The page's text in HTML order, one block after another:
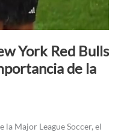
York Red Bulls
de la
Major League Soccer, el